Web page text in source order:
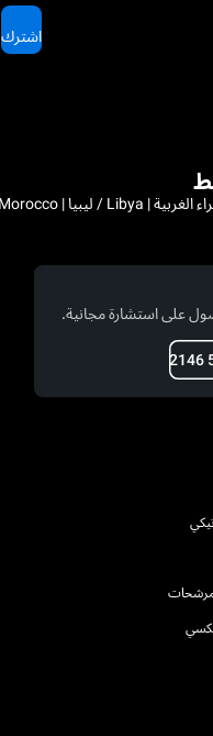
اشترك
على استشارة مجانية.